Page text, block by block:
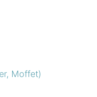
Moffet)